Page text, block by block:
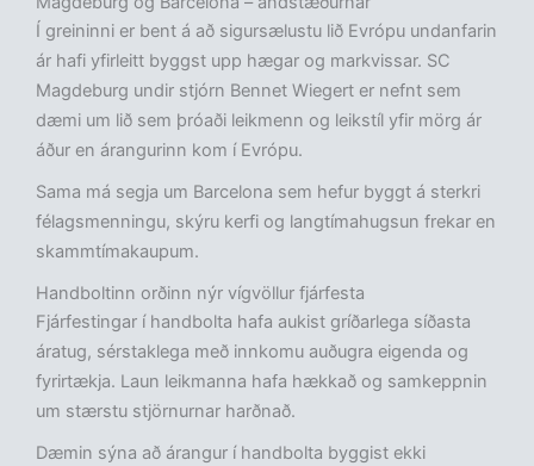
Í greininni er bent á að sigursælustu lið Evrópu undanfarin
ár hafi yfirleitt byggst upp hægar og markvissar. SC
Magdeburg undir stjórn Bennet Wiegert er nefnt sem
dæmi um lið sem þróaði leikmenn og leikstíl yfir mörg ár
áður en árangurinn kom í Evrópu.
Sama má segja um Barcelona sem hefur byggt á sterkri
félagsmenningu, skýru kerfi og langtímahugsun frekar en
skammtímakaupum.
Handboltinn orðinn nýr vígvöllur fjárfesta
Fjárfestingar í handbolta hafa aukist gríðarlega síðasta
áratug, sérstaklega með innkomu auðugra eigenda og
fyrirtækja. Laun leikmanna hafa hækkað og samkeppnin
um stærstu stjörnurnar harðnað.
Dæmin sýna að árangur í handbolta byggist ekki